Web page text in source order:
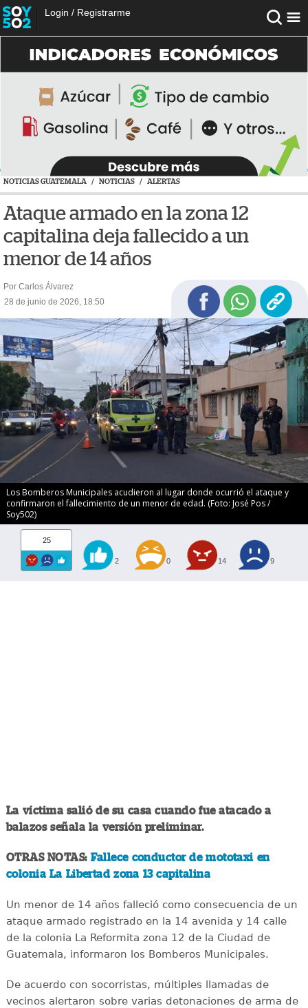
Login / Registrarme
NOTICIAS GUATEMALA / NOTICIAS / ALERTAS
Ataque armado en la zona 12
capitalina deja fallecido a un
menor de 14 años
Por Carlos Álvarez
28 de junio de 2026, 18:50
Los Bomberos Municipales acudieron al lugar donde ocurrió el ataque y
confirmaron el fallecimiento de un menor de edad. (Foto: José Pos /
Soy502)
25
2 0 14 9
La víctima salió de su casa cuando fue atacado a
balazos señala la versión preliminar.
OTRAS NOTAS: Fallece conductor de mototaxi en
colonia La Libertad zona 13 capitalina
Un menor de 14 años falleció como consecuencia de un
ataque armado registrado en la 14 avenida y 14 calle
de la colonia La Reformita zona 12 de la Ciudad de
Guatemala, informaron los Bomberos Municipales.
De acuerdo con socorristas, múltiples llamadas de
vecinos alertaron sobre varias detonaciones de arma de